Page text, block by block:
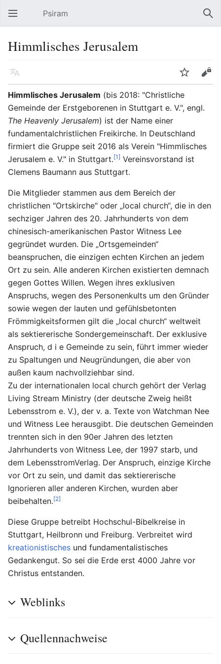
Hauptmenü öffnen Psiram
Himmlisches Jerusalem
Sprache Beobachten
Bearbeiten
Himmlisches Jerusalem (bis 2018: "Christliche
Gemeinde der Erstgeborenen in Stuttgart e. V.", engl.
The Heavenly Jerusalem) ist der Name einer
fundamentalchristlichen Freikirche. In Deutschland
firmiert die Gruppe seit 2016 als Verein "Himmlisches
Jerusalem e. V." in Stuttgart.[1] Vereinsvorstand ist
Clemens Baumann aus Stuttgart.
Die Mitglieder stammen aus dem Bereich der
christlichen "Ortskirche" oder „local church“, die in den
sechziger Jahren des 20. Jahrhunderts von dem
chinesisch-amerikanischen Pastor Witness Lee
gegründet wurden. Die „Ortsgemeinden“
beanspruchen, die einzigen echten Kirchen an jedem
Ort zu sein. Alle anderen Kirchen existierten demnach
gegen Gottes Willen. Wegen ihres exklusiven
Anspruchs, wegen des Personenkults um den Gründer
sowie wegen der lauten und gefühlsbetonten
Frömmigkeitsformen gilt die „local church“ weltweit
als sektiererische Sondergemeinschaft. Der exklusive
Anspruch, d i e Gemeinde zu sein, führt immer wieder
zu Spaltungen und Neugründungen, die aber von
außen kaum nachvollziehbar sind.
Zu der internationalen local church gehört der Verlag
Living Stream Ministry (der deutsche Zweig heißt
Lebensstrom e. V.), der v. a. Texte von Watchman Nee
und Witness Lee herausgibt. Die deutschen Gemeinden
trennten sich in den 90er Jahren des letzten
Jahrhunderts von Witness Lee, der 1997 starb, und
dem LebensstromVerlag. Der Anspruch, einzige Kirche
vor Ort zu sein, und damit das sektiererische
Ignorieren aller anderen Kirchen, wurden aber
beibehalten.[2]
Diese Gruppe betreibt Hochschul-Bibelkreise in
Stuttgart, Heilbronn und Freiburg. Verbreitet wird
kreationistisches und fundamentalistisches
Gedankengut. So sei die Erde erst 4000 Jahre vor
Christus entstanden.
Weblinks
Quellennachweise